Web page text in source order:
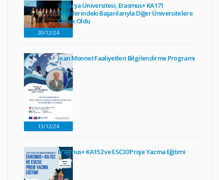
20/12/24
Sakarya Üniversitesi, Erasmus+ KA171
Projelerindeki Başarılarıyla Diğer Üniversitelere
Örnek Oldu
13/12/24
Jean Monnet Faaliyetleri Bilgilendirme Programı
Erasmus+ KA152 ve ESC30 Proje Yazma Eğitimi